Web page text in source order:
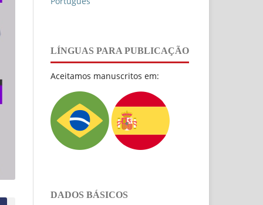
LÍNGUAS PARA PUBLICAÇÃO
Aceitamos manuscritos em:
DADOS BÁSICOS